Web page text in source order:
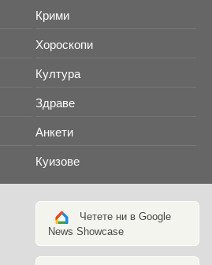
Крими
Хороскопи
Култура
Здраве
Анкети
Куизове
Четете ни в Google
News Showcase